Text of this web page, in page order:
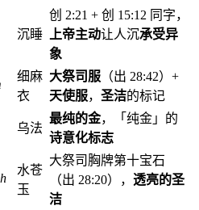
沉睡
创 2:21 + 创 15:12 同字，
上帝主动让人沉承受异
象
细麻
衣
大祭司服 （出 28:42）+
天使服， 圣洁的标记
乌法
最纯的金，「纯金」的
诗意化标志
水苍
玉
大祭司胸牌第十宝石
（出 28:20）， 透亮的圣
洁